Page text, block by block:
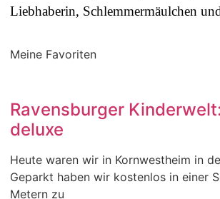
Liebhaberin, Schlemmermäulchen
Meine Favoriten
Ravensburger
deluxe
Heute waren wir in Kornwestheim in
Geparkt haben wir kostenlos in einer
Metern zu